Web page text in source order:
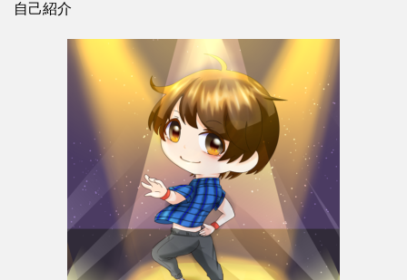
自己紹介